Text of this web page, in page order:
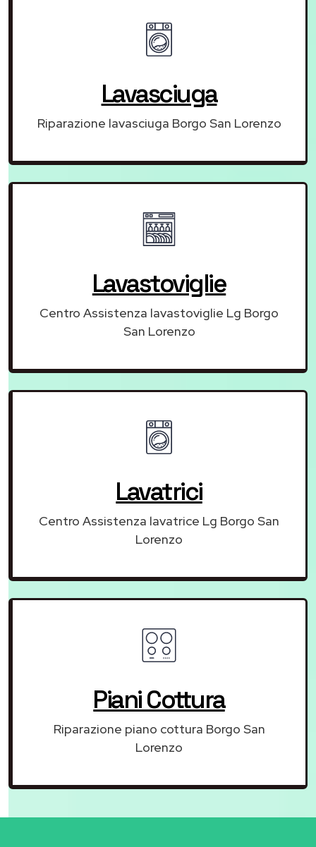
Lavasciuga
Riparazione lavasciuga Borgo San Lorenzo
Lavastoviglie
Centro Assistenza lavastoviglie Lg Borgo
San Lorenzo
Lavatrici
Centro Assistenza lavatrice Lg Borgo San
Lorenzo
Piani Cottura
Riparazione piano cottura Borgo San
Lorenzo